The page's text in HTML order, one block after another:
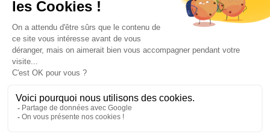
LIENS PRATIQUES
Mentions légales
Politique de confidentialité
Contact